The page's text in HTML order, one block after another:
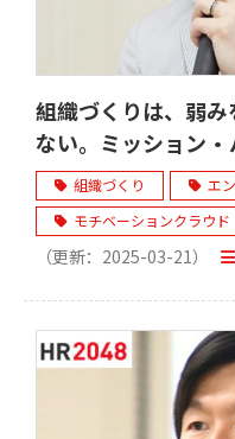
組織づくりは、弱
ない。ミッション
化をつくる。アンカ
組織づくり
エ
モチベーションクラウド
機械-エレクトロニクス
（更新： 2025-03-21）